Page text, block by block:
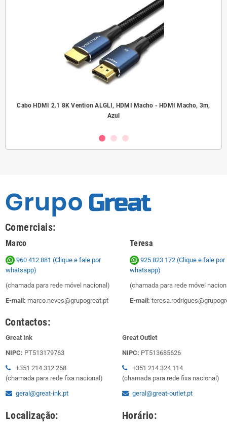
Cabo HDMI 2.1 8K Vention ALGLI, HDMI Macho - HDMI Macho, 3m,
Azul
Comerciais:
Marco Teresa
960 412 881 (Clique e fale por
whatsapp)
(chamada para rede móvel nacional)
E-mail: marco.neves@grupogreat.pt
925 823 172 (Clique e fale por
whatsapp)
(chamada para rede móvel
E-mail:
Contactos:
Great Ink
NIPC: PT513179763
+351 214 312 258
(chamada para rede fixa nacional)
geral@great-ink.pt
Great Outlet
NIPC: PT513685626
+351 214 324 114
(chamada para rede fixa nacional)
geral@great-outlet.pt
Localização: Horário: